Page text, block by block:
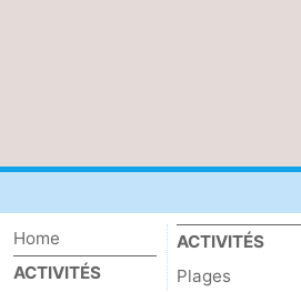
Home
ACTIVITÉS
ACTIVITÉS
Plages